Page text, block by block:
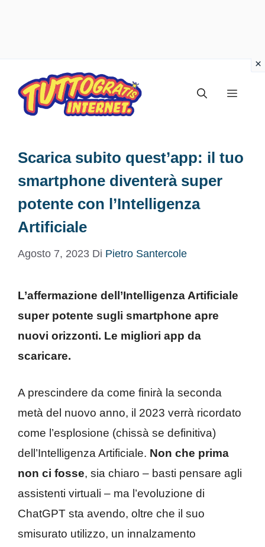
contenuto
Menu
Scarica subito quest’app: il tuo
smartphone diventerà super
potente con l’Intelligenza
Artificiale
Agosto 7, 2023 Di Pietro Santercole
L’affermazione dell’Intelligenza Artificiale
super potente sugli smartphone apre
nuovi orizzonti. Le migliori app da
scaricare.
A prescindere da come finirà la seconda
metà del nuovo anno, il 2023 verrà ricordato
come l’esplosione (chissà se definitiva)
dell’Intelligenza Artificiale. Non che prima
non ci fosse, sia chiaro – basti pensare agli
assistenti virtuali – ma l’evoluzione di
ChatGPT sta avendo, oltre che il suo
smisurato utilizzo, un innalzamento